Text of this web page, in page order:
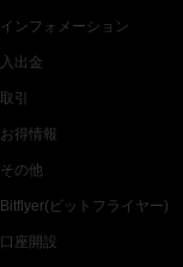
インフォメーション
入出金
取引
お得情報
その他
Bitflyer(ビットフライヤー)
口座開設